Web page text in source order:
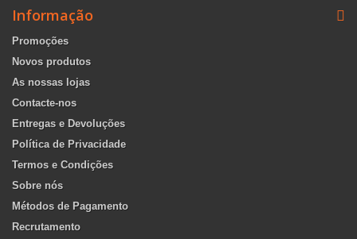
Informação
Promoções
Novos produtos
As nossas lojas
Contacte-nos
Entregas e Devoluções
Política de Privacidade
Termos e Condições
Sobre nós
Métodos de Pagamento
Recrutamento